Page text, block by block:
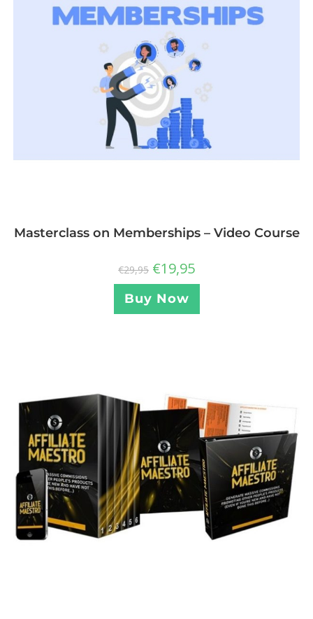
Masterclass on Memberships – Video Course
€29,95 €19,95
Buy Now